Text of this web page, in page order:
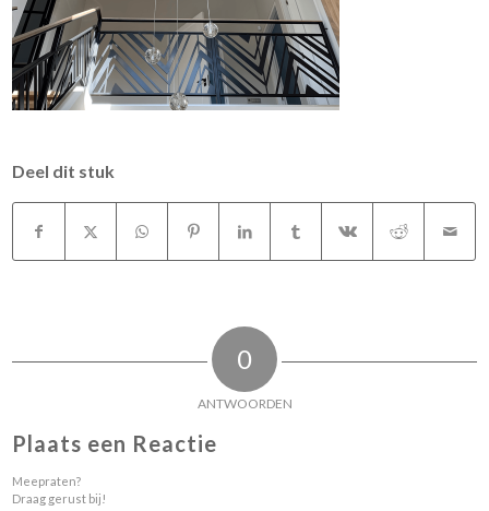
Deel dit stuk
0
ANTWOORDEN
Plaats een Reactie
Meepraten?
Draag gerust bij!